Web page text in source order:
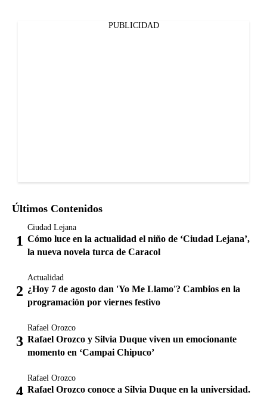
PUBLICIDAD
Últimos Contenidos
Ciudad Lejana
Cómo luce en la actualidad el niño de ‘Ciudad Lejana’,
la nueva novela turca de Caracol
Actualidad
¿Hoy 7 de agosto dan 'Yo Me Llamo'? Cambios en la
programación por viernes festivo
Rafael Orozco
Rafael Orozco y Silvia Duque viven un emocionante
momento en ‘Campai Chipuco’
Rafael Orozco
Rafael Orozco conoce a Silvia Duque en la universidad.